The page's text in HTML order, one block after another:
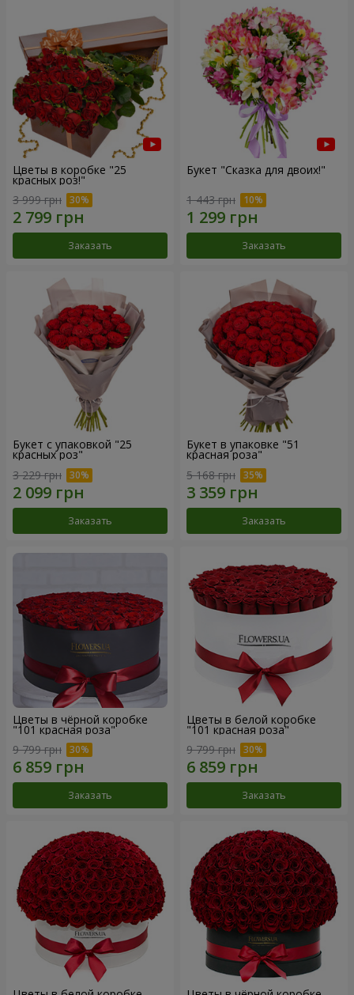
Цветы в коробке "25
красных роз!"
3 999 грн
Заказать
Букет "Сказка для двоих!"
1 443 грн
Заказать
Букет с упаковкой "25
красных роз"
3 229 грн
Заказать
Букет в упаковке "51
красная роза"
5 168 грн
Заказать
Цветы в чёрной коробке
"101 красная роза"
9 799 грн
Заказать
Цветы в белой коробке
"101 красная роза"
9 799 грн
Заказать